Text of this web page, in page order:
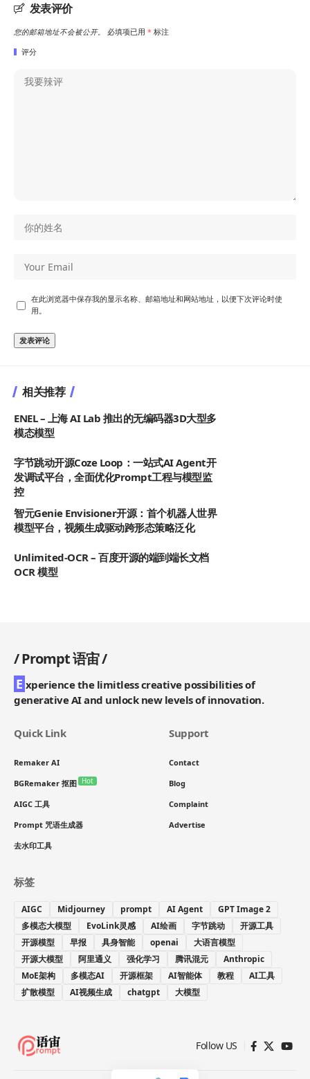
发表评价
您的邮箱地址不会被公开。 必填项已用 * 标注
评分
在此浏览器中保存我的显示名称、邮箱地址和网站地址，以便下次评论时使
用。
相关推荐
ENEL – 上海 AI Lab 推出的无编码器3D大型多
模态模型
字节跳动开源Coze Loop：一站式AI Agent开
发调试平台，全面优化Prompt工程与模型监
控
智元Genie Envisioner开源：首个机器人世界
模型平台，视频生成驱动跨形态策略泛化
Unlimited-OCR – 百度开源的端到端长文档
OCR 模型
/Prompt 语宙/
E xperience the limitless creative possibilities of
generative AI and unlock new levels of innovation.
Quick Link
Remaker AI
BGRemaker 抠图 Hot
AIGC 工具
Prompt 咒语生成器
去水印工具
Support
Contact
Blog
Complaint
Advertise
标签
AIGC Midjourney prompt AI Agent
GPT Image 2
多模态大模型
EvoLink灵感 AI绘画 字节跳动
开源工具
开源模型
早报 具身智能 openai
大语言模型
开源大模型
阿里通义 强化学习 腾讯混元
Anthropic
MoE架构
多模态AI 开源框架 AI智能体 教程
AI工具
扩散模型
AI视频生成 chatgpt 大模型
Follow US